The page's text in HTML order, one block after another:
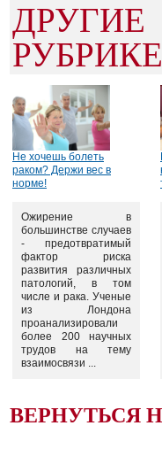
РУБРИКЕ
Не хочешь болеть
раком? Держи вес в
норме!
Ожирение в
большинстве случаев
- предотвратимый
фактор риска
развития различных
патологий, в том
числе и рака. Ученые
из Лондона
проанализировали
более 200 научных
трудов на тему
взаимосвязи ...
ВЕРНУТЬСЯ